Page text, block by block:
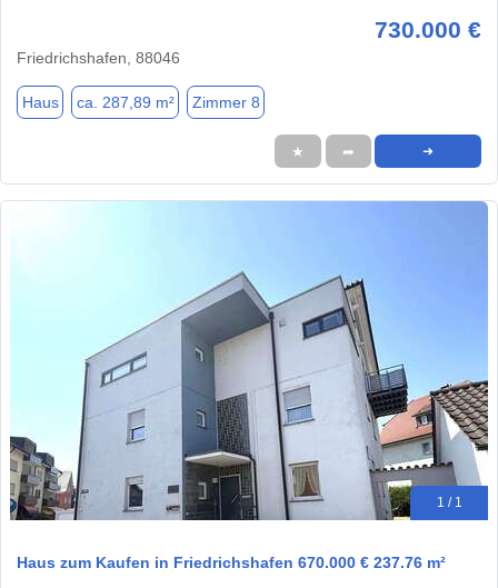
730.000 €
Friedrichshafen, 88046
Haus ca. 287,89 m² Zimmer 8
★ ➦ ➜
1 / 1
Haus zum Kaufen in Friedrichshafen 670.000 € 237.76 m²